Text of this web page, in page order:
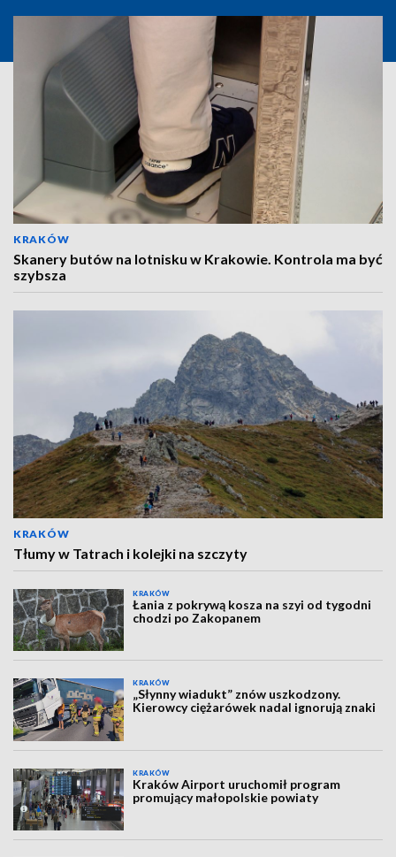
KRAKÓW
Skanery butów na lotnisku w Krakowie. Kontrola ma być
szybsza
KRAKÓW
Tłumy w Tatrach i kolejki na szczyty
KRAKÓW
Łania z pokrywą kosza na szyi od tygodni
chodzi po Zakopanem
KRAKÓW
„Słynny wiadukt” znów uszkodzony.
Kierowcy ciężarówek nadal ignorują znaki
KRAKÓW
Kraków Airport uruchomił program
promujący małopolskie powiaty